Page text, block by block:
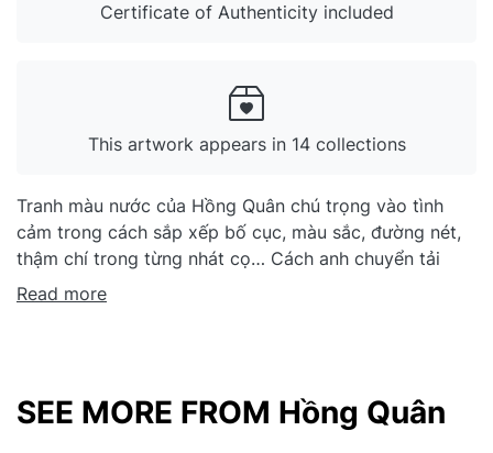
Certificate of Authenticity included
This artwork appears in 14 collections
Tranh màu nước của Hồng Quân chú trọng vào tình
cảm trong cách sắp xếp bố cục, màu sắc, đường nét,
thậm chí trong từng nhát cọ… Cách anh chuyển tải
thông điệp cũng rất tình cảm, ý tứ nhẹ nhàng, giống
người vẽ khả năng kỹ thuật xử lý nhanh, linh hoạt, tinh
Read more
SEE MORE FROM Hồng Quân